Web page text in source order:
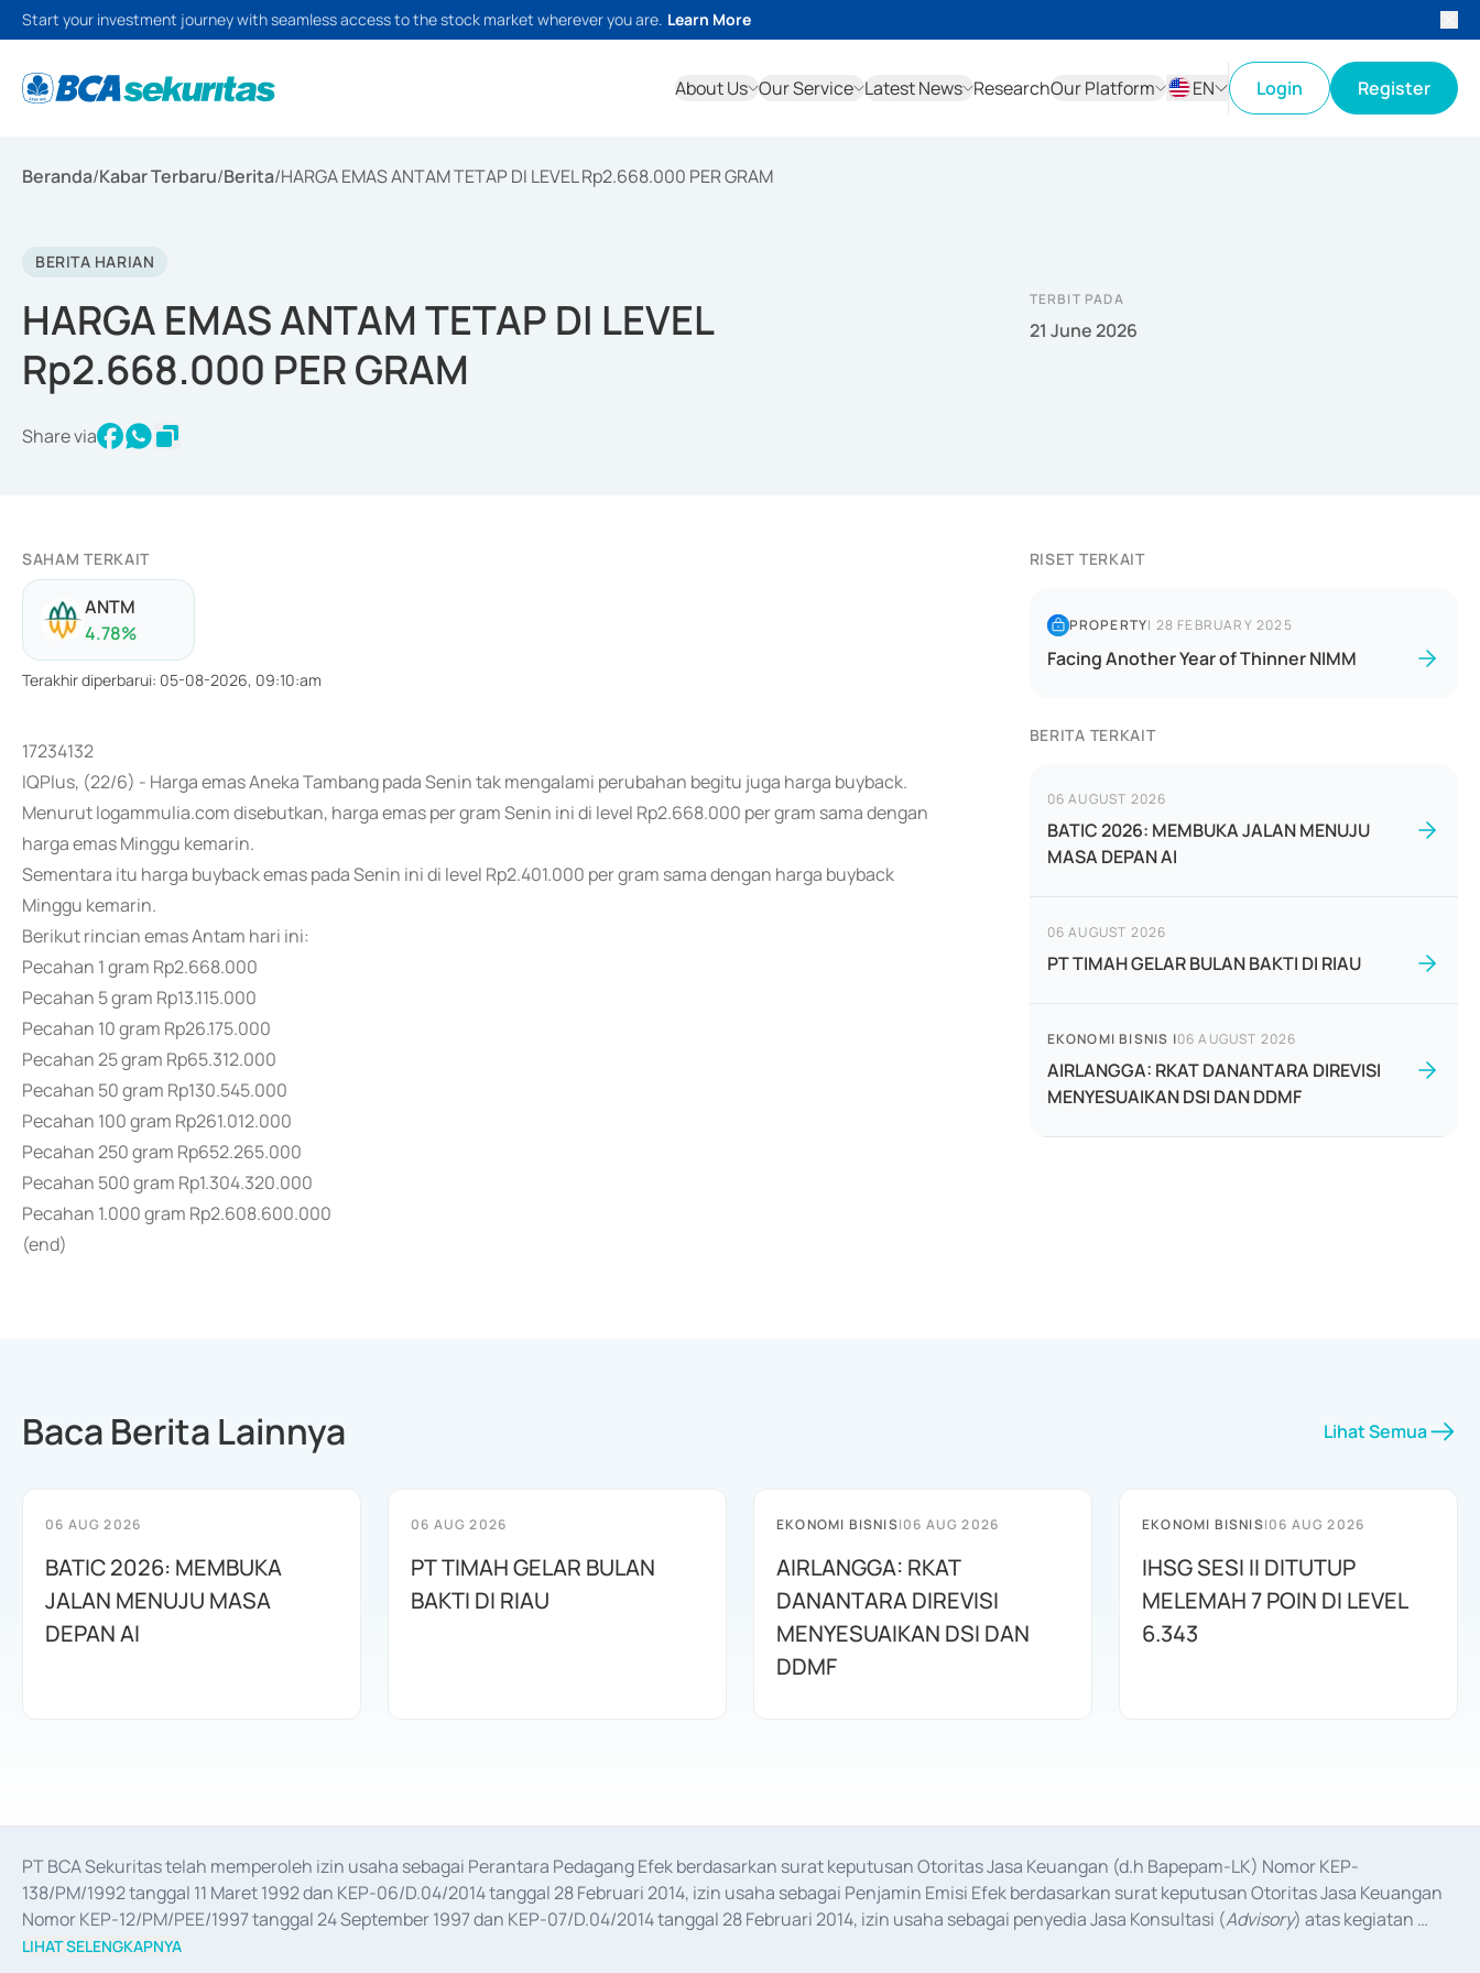
Start your investment journey with seamless access to the stock market wherever you are. Learn More
About Us Our Service Latest News ResearchOur Platform
EN
Login Register
Beranda/Kabar Terbaru/Berita/HARGA EMAS ANTAM TETAP DI LEVEL Rp2.668.000 PER GRAM
BERITA HARIAN
HARGA EMAS ANTAM TETAP DI LEVEL
Rp2.668.000 PER GRAM
Share via
TERBIT PADA
21 June 2026
SAHAM TERKAIT
ANTM
4.78%
Terakhir diperbarui: 05-08-2026, 09:10:am
17234132
IQPlus, (22/6) - Harga emas Aneka Tambang pada Senin tak mengalami perubahan begitu juga harga buyback.
Menurut logammulia.com disebutkan, harga emas per gram Senin ini di level Rp2.668.000 per gram sama dengan
harga emas Minggu kemarin.
Sementara itu harga buyback emas pada Senin ini di level Rp2.401.000 per gram sama dengan harga buyback
Minggu kemarin.
Berikut rincian emas Antam hari ini:
Pecahan 1 gram Rp2.668.000
Pecahan 5 gram Rp13.115.000
Pecahan 10 gram Rp26.175.000
Pecahan 25 gram Rp65.312.000
Pecahan 50 gram Rp130.545.000
Pecahan 100 gram Rp261.012.000
Pecahan 250 gram Rp652.265.000
Pecahan 500 gram Rp1.304.320.000
Pecahan 1.000 gram Rp2.608.600.000
(end)
RISET TERKAIT
PROPERTY| 28 FEBRUARY 2025
Facing Another Year of Thinner NIMM
BERITA TERKAIT
06 AUGUST 2026
BATIC 2026: MEMBUKA JALAN MENUJU
MASA DEPAN AI
06 AUGUST 2026
PT TIMAH GELAR BULAN BAKTI DI RIAU
EKONOMI BISNIS |06 AUGUST 2026
AIRLANGGA: RKAT DANANTARA DIREVISI
MENYESUAIKAN DSI DAN DDMF
Baca Berita Lainnya Lihat Semua
06 AUG 2026
BATIC 2026: MEMBUKA
JALAN MENUJU MASA
DEPAN AI
06 AUG 2026
PT TIMAH GELAR BULAN
BAKTI DI RIAU
EKONOMI BISNIS|06 AUG 2026
AIRLANGGA: RKAT
DANANTARA DIREVISI
MENYESUAIKAN DSI DAN
DDMF
EKONOMI BISNIS|06 AUG 2026
IHSG SESI II DITUTUP
MELEMAH 7 POIN DI LEVEL
6.343
PT BCA Sekuritas telah memperoleh izin usaha sebagai Perantara Pedagang Efek berdasarkan surat keputusan Otoritas Jasa Keuangan (d.h Bapepam-LK) Nomor KEP-
138/PM/1992 tanggal 11 Maret 1992 dan KEP-06/D.04/2014 tanggal 28 Februari 2014, izin usaha sebagai Penjamin Emisi Efek berdasarkan surat keputusan Otoritas Jasa Keuangan
Nomor KEP-12/PM/PEE/1997 tanggal 24 September 1997 dan KEP-07/D.04/2014 tanggal 28 Februari 2014, izin usaha sebagai penyedia Jasa Konsultasi (Advisory) atas kegiatan
merger, akuisisi, divestasi, dan
LIHAT SELENGKAPNYA